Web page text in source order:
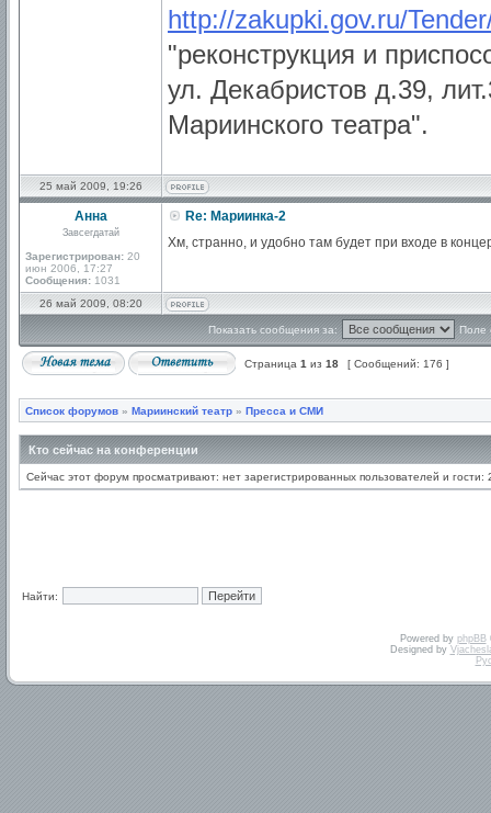
http://zakupki.gov.ru/
"реконструкция и
ул. Декабристов д.39,
Мариинского театра".
25 май 2009, 19:26
Анна
Завсегдатай
Зарегистрирован: 20
июн 2006, 17:27
Сообщения: 1031
Re: Мариинка-2
Хм, странно, и удобно там будет при входе в
26 май 2009, 08:20
Показать сообщения за: Поле
Страница 1 из 18 [ Сообщений: 176 ]
Список форумов » Мариинский театр » Пресса и СМИ
Кто сейчас на конференции
Сейчас этот форум просматривают: нет зарегистрированных пользователей и гости:
Найти:
Powered by phpBB
Designed by